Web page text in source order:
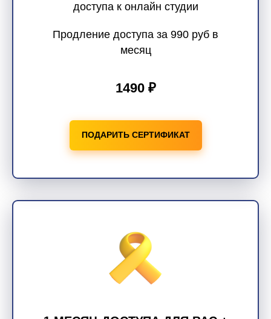
доступа к онлайн студии
Продление доступа за 990 руб в
месяц
1490 ₽
ПОДАРИТЬ СЕРТИФИКАТ